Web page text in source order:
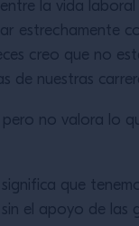
la vida
estrechamente
creo que no
de nuestras
no valora lo
que
el apoyo de las